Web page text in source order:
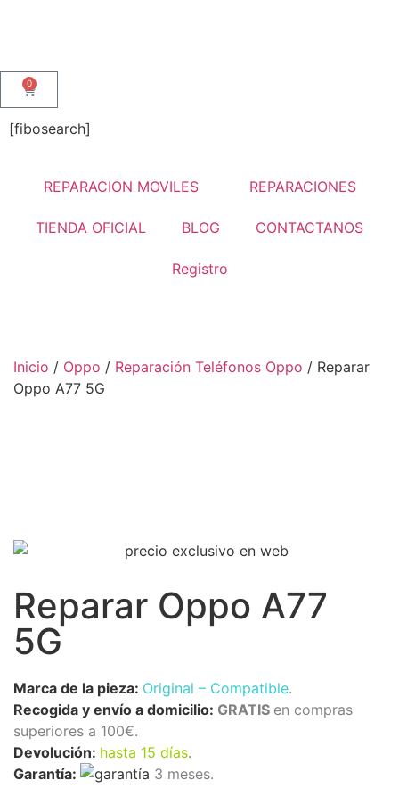
0
[fibosearch]
REPARACION MOVILES REPARACIONES
TIENDA OFICIAL BLOG CONTACTANOS
Registro
Inicio / Oppo / Reparación Teléfonos Oppo / Reparar
Oppo A77 5G
Reparar Oppo A77
5G
Marca de la pieza: Original – Compatible.
Recogida y envío a domicilio: GRATIS en compras
superiores a 100€.
Devolución: hasta 15 días.
Garantía:
3 meses.